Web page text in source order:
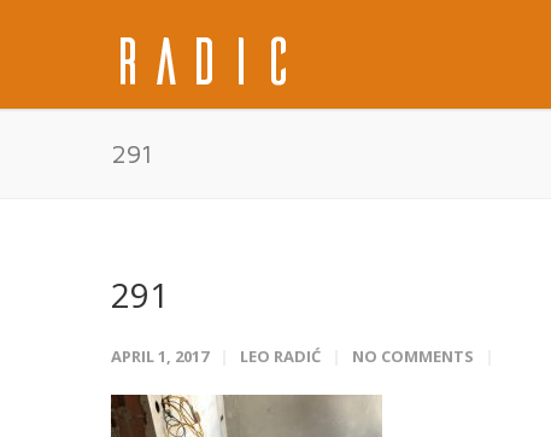
291
291
APRIL 1, 2017 LEO RADIĆ NO COMMENTS